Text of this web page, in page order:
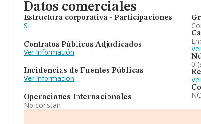
Datos comerciales
Estructura corporativa - Participaciones
SI
Contratos Públicos Adjudicados
Ver Información
Incidencias de Fuentes Públicas
Ver Información
Operaciones Internacionales
No constan
0
NO